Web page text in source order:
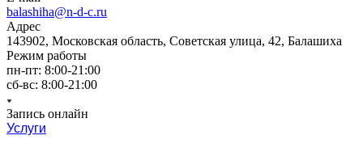
balashiha@n-d-c.ru
Адрес
143902, Московская область, Советская улица, 42, Балашиха
Режим работы
пн-пт: 8:00-21:00
сб-вс: 8:00-21:00
Запись онлайн
Услуги